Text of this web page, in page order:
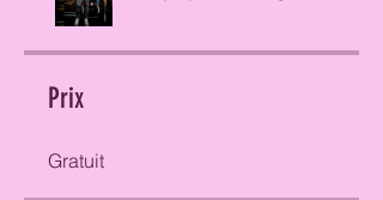
Prix
Gratuit